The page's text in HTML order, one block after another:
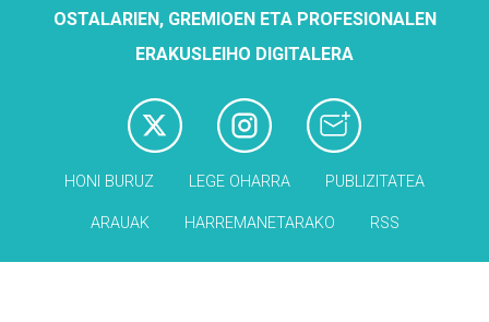
OSTALARIEN, GREMIOEN ETA PROFESIONALEN
ERAKUSLEIHO DIGITALERA
HONI BURUZ LEGE OHARRA PUBLIZITATEA
ARAUAK HARREMANETARAKO RSS